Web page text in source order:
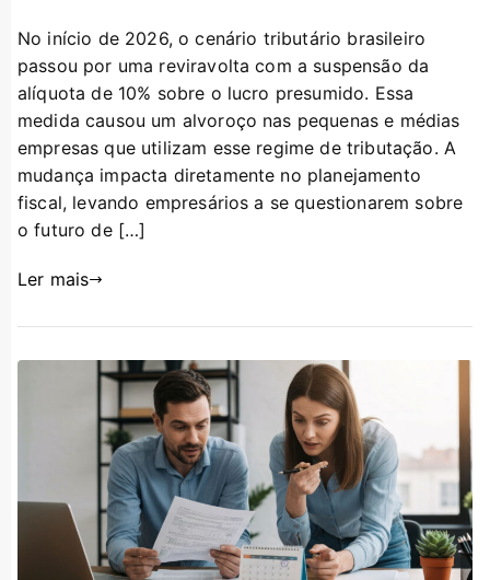
No início de 2026, o cenário tributário brasileiro
passou por uma reviravolta com a suspensão da
alíquota de 10% sobre o lucro presumido. Essa
medida causou um alvoroço nas pequenas e médias
empresas que utilizam esse regime de tributação. A
mudança impacta diretamente no planejamento
fiscal, levando empresários a se questionarem sobre
o futuro de […]
Ler mais